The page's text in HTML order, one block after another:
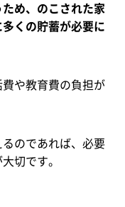
め、のこされた家
くの貯蓄が必要に
や教育費の負担が
のであれば、必要
切です。